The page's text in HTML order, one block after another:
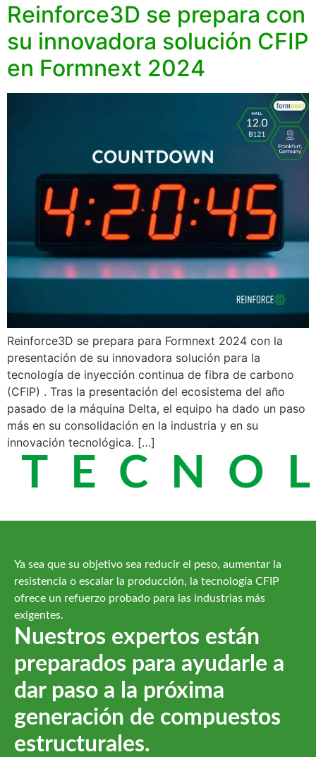
Reinforce3D se prepara con
su innovadora solución CFIP
en Formnext 2024
Reinforce3D se prepara para Formnext 2024 con la
presentación de su innovadora solución para la
tecnología de inyección continua de fibra de carbono
(CFIP) . Tras la presentación del ecosistema del año
pasado de la máquina Delta, el equipo ha dado un paso
más en su consolidación en la industria y en su
innovación tecnológica. […]
Ya sea que su objetivo sea reducir el peso, aumentar la
resistencia o escalar la producción, la tecnología CFIP
ofrece un refuerzo probado para las industrias más
exigentes.
Nuestros expertos están
preparados para ayudarle a
dar paso a la próxima
generación de compuestos
estructurales.